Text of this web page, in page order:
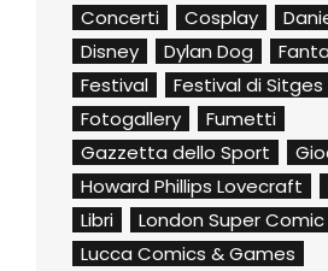
Concerti
Cosplay
Disney
Dylan Dog
Festival
Festival di Sitges
Fotogallery
Fumetti
Gazzetta dello Sport
Howard Phillips Lovecraft
Libri
London Super
Lucca Comics & Games